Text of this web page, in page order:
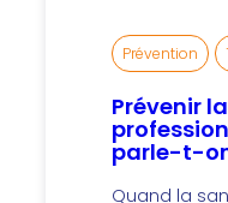
Prévention
Prévenir
parle-t-
Quand la